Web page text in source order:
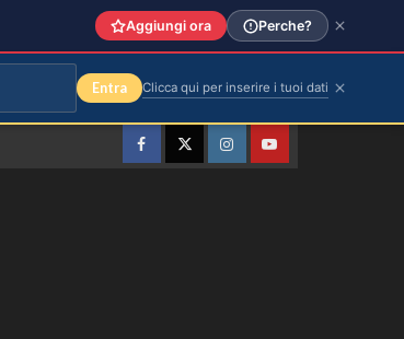
FacebookTwitterInstagramYouTube
Aggiungi ora Perche?
Entra Clicca qui per inserire i tuoi dati